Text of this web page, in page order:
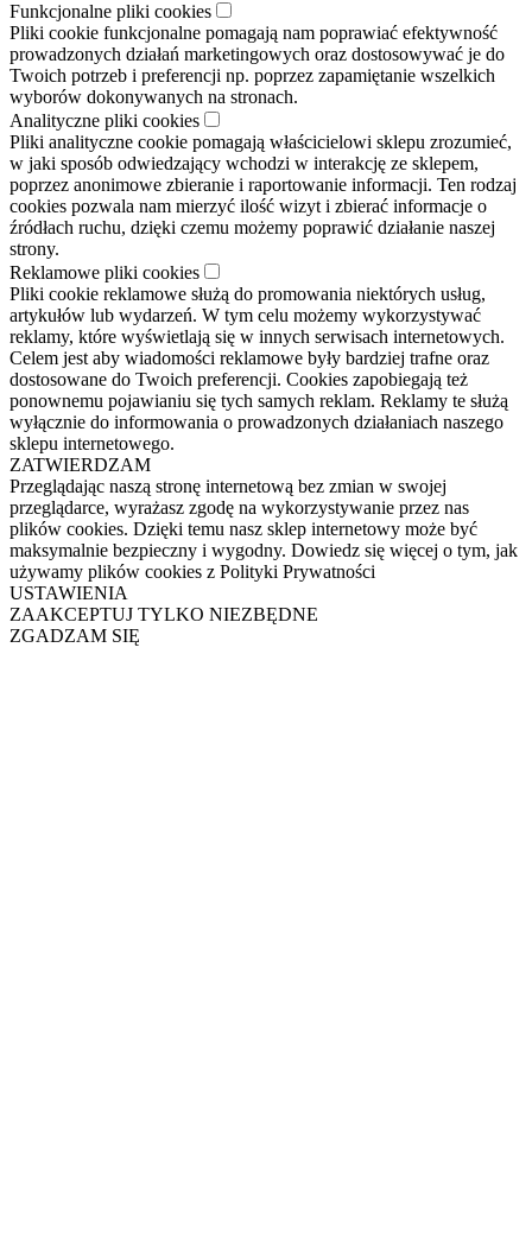
Funkcjonalne pliki cookies
Pliki cookie funkcjonalne pomagają nam poprawiać efektywność
prowadzonych działań marketingowych oraz dostosowywać je do
Twoich potrzeb i preferencji np. poprzez zapamiętanie wszelkich
wyborów dokonywanych na stronach.
Analityczne pliki cookies
Pliki analityczne cookie pomagają właścicielowi sklepu zrozumieć,
w jaki sposób odwiedzający wchodzi w interakcję ze sklepem,
poprzez anonimowe zbieranie i raportowanie informacji. Ten rodzaj
cookies pozwala nam mierzyć ilość wizyt i zbierać informacje o
źródłach ruchu, dzięki czemu możemy poprawić działanie naszej
strony.
Reklamowe pliki cookies
Pliki cookie reklamowe służą do promowania niektórych usług,
artykułów lub wydarzeń. W tym celu możemy wykorzystywać
reklamy, które wyświetlają się w innych serwisach internetowych.
Celem jest aby wiadomości reklamowe były bardziej trafne oraz
dostosowane do Twoich preferencji. Cookies zapobiegają też
ponownemu pojawianiu się tych samych reklam. Reklamy te służą
wyłącznie do informowania o prowadzonych działaniach naszego
sklepu internetowego.
ZATWIERDZAM
Przeglądając naszą stronę internetową bez zmian w swojej
przeglądarce, wyrażasz zgodę na wykorzystywanie przez nas
plików cookies. Dzięki temu nasz sklep internetowy może być
maksymalnie bezpieczny i wygodny. Dowiedz się więcej o tym, jak
używamy plików cookies z Polityki Prywatności
USTAWIENIA
ZAAKCEPTUJ TYLKO NIEZBĘDNE
ZGADZAM SIĘ